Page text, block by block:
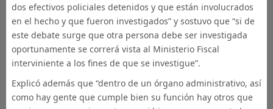
dos efectivos policiales detenidos y que están involucrados
en el hecho y que fueron investigados” y sostuvo que “si de
este debate surge que otra persona debe ser investigada
oportunamente se correrá vista al Ministerio Fiscal
interviniente a los fines de que se investigue”.
Explicó además que “dentro de un órgano administrativo, así
como hay gente que cumple bien su función hay otros que